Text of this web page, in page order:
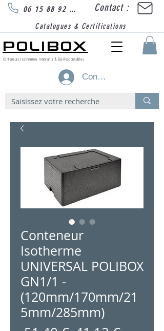
POLIBOX
Conteneurs Isothermes Innovants & Eco-Responsables
06 15 88 92 89 Contact :
Catalogues & Certifications
Connexion
Conteneur
Isotherme
UNIVERSAL POLIBOX
GN1/1 -
(120mm/170mm/21
5mm/285mm)